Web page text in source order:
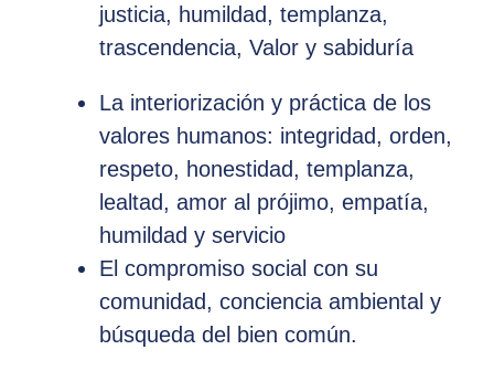
justicia, humildad, templanza,
trascendencia, Valor y sabiduría
La interiorización y práctica de los
valores humanos: integridad, orden,
respeto, honestidad, templanza,
lealtad, amor al prójimo, empatía,
humildad y servicio
El compromiso social con su
comunidad, conciencia ambiental y
búsqueda del bien común.